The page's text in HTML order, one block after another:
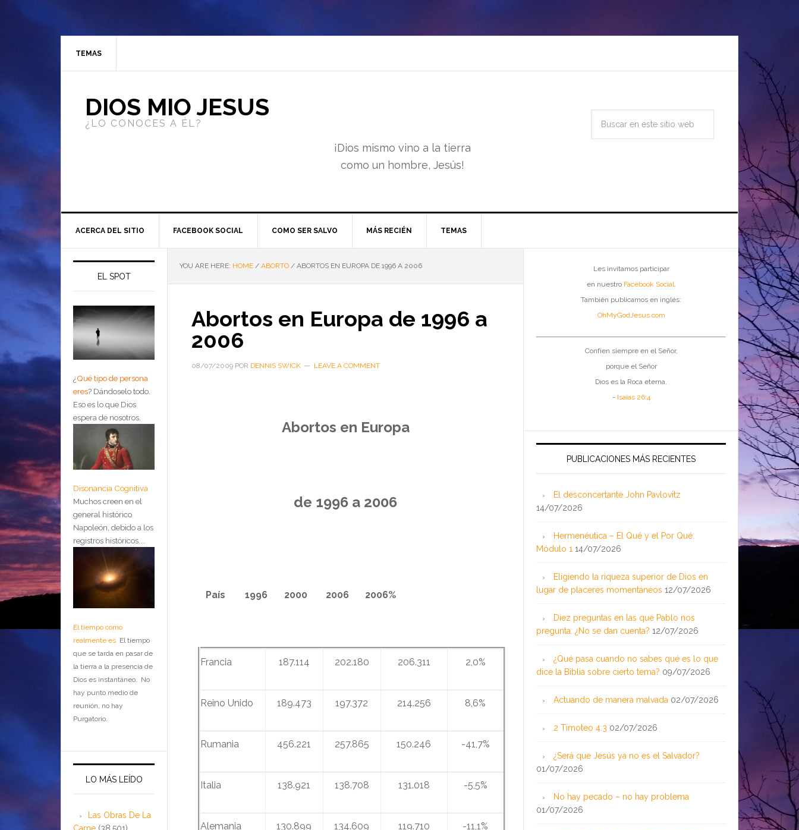
TEMAS
DIOS MIO JESUS
¿LO CONOCES A ÉL?
¡Dios mismo vino a la tierra
como un hombre, Jesús!
ACERCA DEL SITIO FACEBOOK SOCIAL COMO SER SALVO MÁS RECIÉN TEMAS
YOU ARE HERE: HOME / ABORTO / ABORTOS EN EUROPA DE 1996 A 2006
Abortos en Europa de 1996 a
2006
08/07/2009 POR DENNIS SWICK LEAVE A COMMENT
Abortos en Europa
de 1996 a 2006
País 1996 2000 2006 2006%
Francia 187.114 202.180 206.311 2,0%
Reino Unido 189.473 197.372 214.256 8,6%
Rumania 456.221 257.865 150.246 -41,7%
Italia 138.921 138.708 131.018 -5,5%
Alemania 130.899 134.609 119.710 -11,1%
Les invitamos participar
en nuestro Facebook Social.
También publicamos en inglés:
OhMyGodJesus.com
Confíen siempre en el Señor,
porque el Señor
Dios es la Roca eterna.
- Isaías 26:4
PUBLICACIONES MÁS RECIENTES
El desconcertante John Pavlovitz
14/07/2026
Hermenéutica – El Qué y el Por Qué:
Módulo 1 14/07/2026
Eligiendo la riqueza superior de Dios en
lugar de placeres momentáneos 12/07/2026
Diez preguntas en las que Pablo nos
pregunta: ¿No se dan cuenta? 12/07/2026
¿Qué pasa cuando no sabes qué es lo que
dice la Biblia sobre cierto tema? 09/07/2026
Actuando de manera malvada 02/07/2026
2 Timoteo 4:3 02/07/2026
¿Será que Jesús ya no es el Salvador?
01/07/2026
No hay pecado – no hay problema
01/07/2026
EL SPOT
¿Qué tipo de persona
eres? Dándoselo todo.
Eso es lo que Dios
espera de nosotros.
Disonancia Cognitiva
Muchos creen en el
general histórico
Napoleón, debido a los
registros históricos....
El tiempo como
realmente es El tiempo
que se tarda en pasar de
la tierra a la presencia de
Dios es instantáneo. No
hay punto medio de
reunión, no hay
Purgatorio.
LO MÁS LEÍDO
Las Obras De La
Carne (38,501)